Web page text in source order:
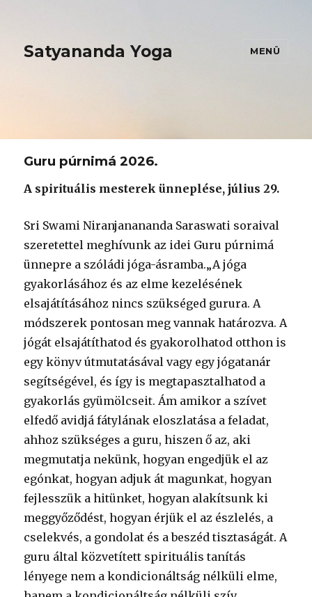
Satyananda Yoga MENÜ
Guru púrnimá 2026.
A spirituális mesterek ünneplése, július 29.
Sri Swami Niranjanananda Saraswati soraival
szeretettel meghívunk az idei Guru púrnimá
ünnepre a szóládi jóga-ásramba.„A jóga
gyakorlásához és az elme kezelésének
elsajátításához nincs szükséged gurura. A
módszerek pontosan meg vannak határozva. A
jógát elsajátíthatod és gyakorolhatod otthon is
egy könyv útmutatásával vagy egy jógatanár
segítségével, és így is megtapasztalhatod a
gyakorlás gyümölcseit. Ám amikor a szívet
elfedő avidjá fátylának eloszlatása a feladat,
ahhoz szükséges a guru, hiszen ő az, aki
megmutatja nekünk, hogyan engedjük el az
egónkat, hogyan adjuk át magunkat, hogyan
fejlesszük a hitünket, hogyan alakítsunk ki
meggyőződést, hogyan érjük el az észlelés, a
cselekvés, a gondolat és a beszéd tisztaságát. A
guru által közvetített spirituális tanítás
lényege nem a kondicionáltság nélküli elme,